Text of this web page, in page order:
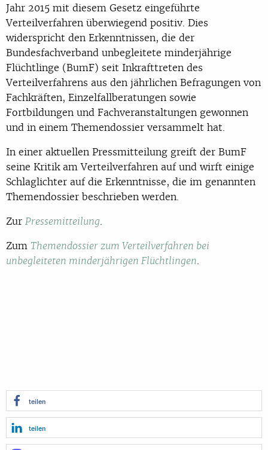
Jahr 2015 mit diesem Gesetz eingeführte
Verteilverfahren überwiegend positiv. Dies
widerspricht den Erkenntnissen, die der
Bundesfachverband unbegleitete minderjährige
Flüchtlinge (BumF) seit Inkrafttreten des
Verteilverfahrens aus den jährlichen Befragungen von
Fachkräften, Einzelfallberatungen sowie
Fortbildungen und Fachveranstaltungen gewonnen
und in einem Themendossier versammelt hat.
In einer aktuellen Pressmitteilung greift der BumF
seine Kritik am Verteilverfahren auf und wirft einige
Schlaglichter auf die Erkenntnisse, die im genannten
Themendossier beschrieben werden.
Zur Pressemitteilung.
Zum Themendossier zum Verteilverfahren bei
unbegleiteten minderjährigen Flüchtlingen.
teilen
teilen